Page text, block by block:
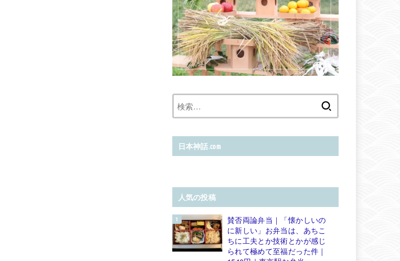
日本神話.com
人気の投稿
賛否両論弁当｜「懐かしいの
に新しい」お弁当は、あちこ
ちに工夫とか技術とかが感じ
られて極めて至福だった件｜